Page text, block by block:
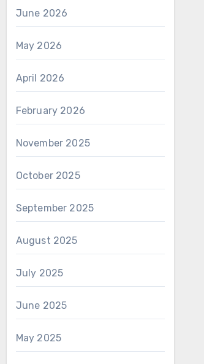
June 2026
May 2026
April 2026
February 2026
November 2025
October 2025
September 2025
August 2025
July 2025
June 2025
May 2025